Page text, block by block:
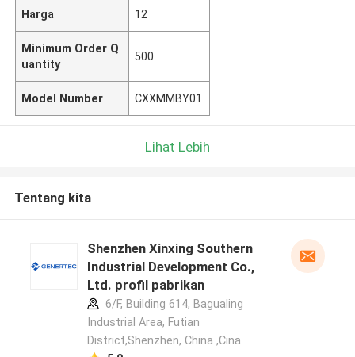
Harga 12
Minimum Order Q
uantity
500
Model Number CXXMMBY01
Lihat Lebih
Tentang kita
Shenzhen Xinxing Southern
Industrial Development Co.,
Ltd. profil pabrikan
6/F, Building 614, Bagualing
Industrial Area, Futian
District,Shenzhen, China ,Cina